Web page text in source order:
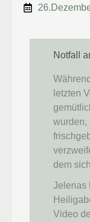
Notfall
letzten
wurden,
dem
Jelenas
Video